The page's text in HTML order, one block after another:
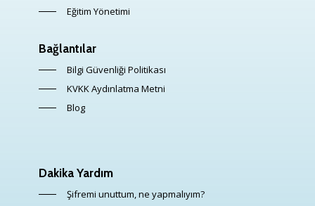
Eğitim Yönetimi
Bağlantılar
Bilgi Güvenliği Politikası
KVKK Aydınlatma Metni
Blog
Dakika Yardım
Şifremi unuttum, ne yapmalıyım?